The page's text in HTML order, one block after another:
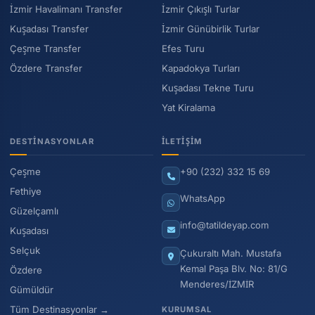
geçebilir, hızlıca rezervasyon yaptırabilirsiniz.
İzmir Havalimanı Transfer
Kuşadası Transfer
Çeşme Transfer
Özdere Transfer
İzmir Çıkışlı Turlar
İzmir Günübirlik Turlar
Efes Turu
Kapadokya Turları
Kuşadası Tekne Turu
Yat Kiralama
DESTINASYONLAR
Çeşme
Fethiye
Güzelçamlı
Kuşadası
Selçuk
Özdere
Gümüldür
Tüm Destinasyonlar →
İLETIŞIM
+90 (232) 332 15 69
WhatsApp
info@tatildeyap.com
Çukuraltı Mah. Mustafa
Kemal Paşa Blv. No: 81/G
Menderes/İZMİR
KURUMSAL